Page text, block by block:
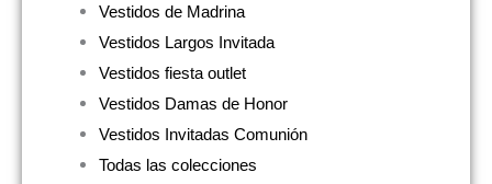
Vestidos de Madrina
Vestidos Largos Invitada
Vestidos fiesta outlet
Vestidos Damas de Honor
Vestidos Invitadas Comunión
Todas las colecciones